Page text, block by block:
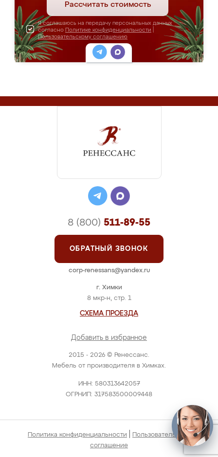
Рассчитать стоимость
Я соглашаюсь на передачу персональных данных
согласно Политике конфиденциальности
Пользовательскому соглашению
2015 - 2026 © Ренессанс.
Мебель от производителя в Химках.
ИНН: 580313642057
ОГРНИП: 317583500009448
г. Химки
8 мкр-н, стр. 1
СХЕМА ПРОЕЗДА
Добавить в избранное
8 (800) 511-89-55
ОБРАТНЫЙ ЗВОНОК
corp-renessans@yandex.ru
Политика конфиденциальности
Пользовательское
соглашение